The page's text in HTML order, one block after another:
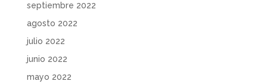
septiembre 2022
agosto 2022
julio 2022
junio 2022
mayo 2022